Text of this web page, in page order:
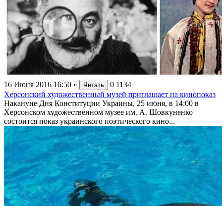
16 Июня 2016 16:50 » Читать 0 1134
Херсонский художественный музей приглашает на кинопоказ
Накануне Дня Конституции Украины, 25 июня, в 14:00 в
Херсонском художественном музее им. А. Шовкуненко
состоится показ украинского поэтического кино...